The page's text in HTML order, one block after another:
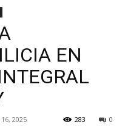
EN
2025 0
283